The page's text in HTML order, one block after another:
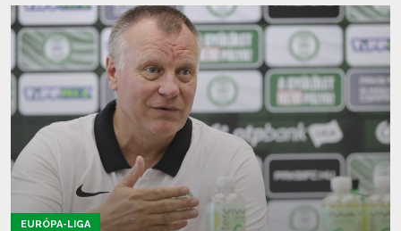
Tovább olvasom...
EURÓPA-LIGA